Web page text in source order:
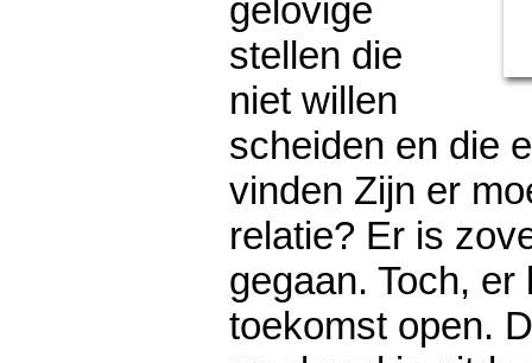
gelovige
stellen die
niet willen
scheiden en die
vinden Zijn er
relatie? Er is
gegaan. Toch, er
toekomst open.